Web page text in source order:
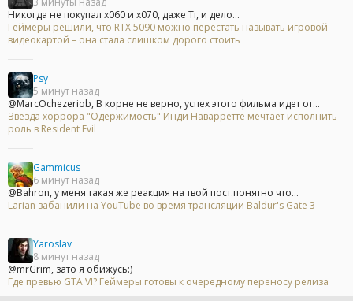
Никогда не покупал x060 и x070, даже Ti, и дело...
Геймеры решили, что RTX 5090 можно перестать называть игровой
видеокартой – она стала слишком дорого стоить
Psy
5 минут назад
@MarcOchezeriob, В корне не верно, успех этого фильма идет от...
Звезда хоррора "Одержимость" Инди Наварретте мечтает исполнить
роль в Resident Evil
Gammicus
6 минут назад
@Bahron, у меня такая же реакция на твой пост.понятно что...
Larian забанили на YouTube во время трансляции Baldur's Gate 3
YarosIav
8 минут назад
@mrGrim, зато я обижусь:)
Где превью GTA VI? Геймеры готовы к очередному переносу релиза